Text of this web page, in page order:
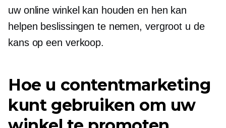
uw online winkel kan houden en hen kan
helpen beslissingen te nemen, vergroot u de
kans op een verkoop.
Hoe u contentmarketing
kunt gebruiken om uw